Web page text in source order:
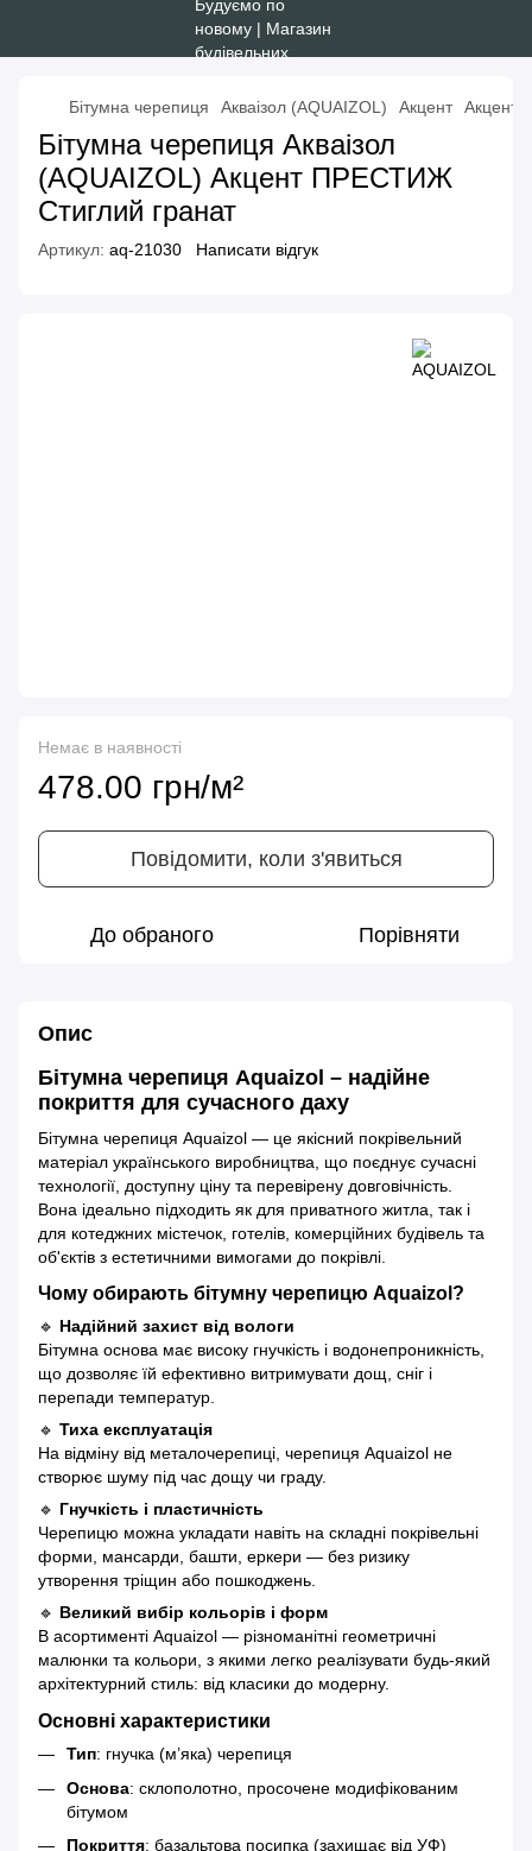
Бітумна черепиця Акваізол (AQUAIZOL) Акцент Акцент
Бітумна черепиця Акваізол
(AQUAIZOL) Акцент ПРЕСТИЖ
Стиглий гранат
Артикул: aq-21030 Написати відгук
Немає в наявності
478.00 грн/м²
Повідомити, коли з'явиться
До обраного Порівняти
Опис
Бітумна черепиця Aquaizol – надійне
покриття для сучасного даху
Бітумна черепиця Aquaizol — це якісний покрівельний
матеріал українського виробництва, що поєднує сучасні
технології, доступну ціну та перевірену довговічність.
Вона ідеально підходить як для приватного житла, так і
для котеджних містечок, готелів, комерційних будівель та
об'єктів з естетичними вимогами до покрівлі.
Чому обирають бітумну черепицю Aquaizol?
🔹 Надійний захист від вологи
Бітумна основа має високу гнучкість і водонепроникність,
що дозволяє їй ефективно витримувати дощ, сніг і
перепади температур.
🔹 Тиха експлуатація
На відміну від металочерепиці, черепиця Aquaizol не
створює шуму під час дощу чи граду.
🔹 Гнучкість і пластичність
Черепицю можна укладати навіть на складні покрівельні
форми, мансарди, башти, еркери — без ризику
утворення тріщин або пошкоджень.
🔹 Великий вибір кольорів і форм
В асортименті Aquaizol — різноманітні геометричні
малюнки та кольори, з якими легко реалізувати будь-який
архітектурний стиль: від класики до модерну.
Основні характеристики
Тип: гнучка (м’яка) черепиця
Основа: склополотно, просочене модифікованим
бітумом
Покриття: базальтова посипка (захищає від УФ)